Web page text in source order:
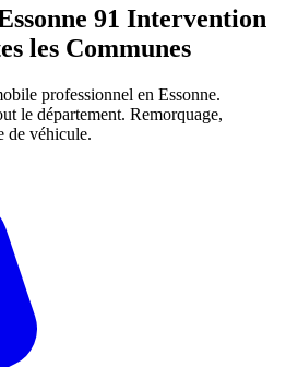
91 Intervention
les Communes
professionnel en Essonne.
le département. Remorquage,
de véhicule.